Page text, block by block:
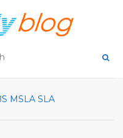
MSLA SLA